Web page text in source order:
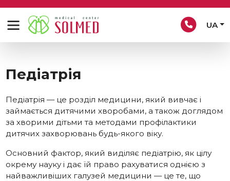
UA
Педіатрія
Педіатрія — це розділ медицини, який вивчає і
займається дитячими хворобами, а також доглядом
за хворими дітьми та методами профілактики
дитячих захворювань будь-якого віку.
Основний фактор, який виділяє педіатрію, як цілу
окрему науку і дає їй право рахуватися однією з
найважливіших галузей медицини — це те, що